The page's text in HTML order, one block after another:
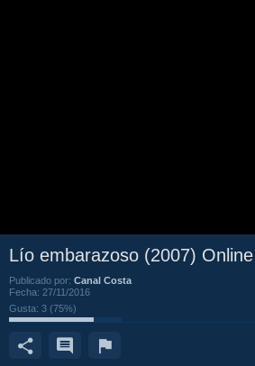
Lío embarazoso (2007) Online
Publicado por: Canal Costa
Fecha: 27/11/2016
Gusta: 3 (75%)